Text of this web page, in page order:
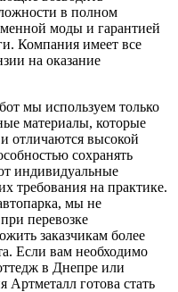
в полном
моды и гарантией
Компания имеет все
на оказание
мы используем только
материалы, которые
отличаются высокой
сохранять
индивидуальные
требования на практике.
мы не
перевозке
заказчикам более
Если вам необходимо
в Днепре или
готова стать